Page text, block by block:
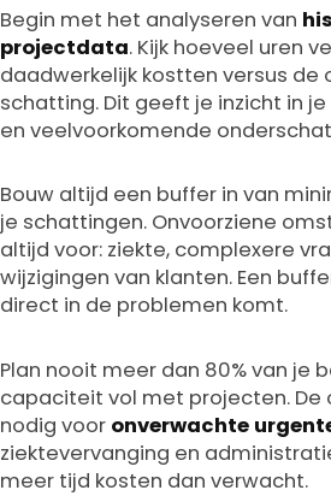
Begin met het analyseren van
projectdata. Kijk hoeveel uren
daadwerkelijk kostten versus de
schatting. Dit geeft je inzicht in
en veelvoorkomende
Bouw altijd een buffer in van
je schattingen. Onvoorziene
altijd voor: ziekte, complexere
wijzigingen van klanten. Een
direct in de problemen komt.
Plan nooit meer dan 80% van je
capaciteit vol met projecten. De
nodig voor onverwachte
ziektevervanging en
meer tijd kosten dan verwacht.